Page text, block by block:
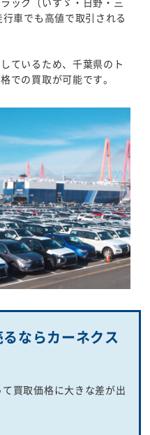
車でも高値で取引される
ているため、千葉県のト
での買取が可能です。
ならカーネクス
買取価格に大きな差が出